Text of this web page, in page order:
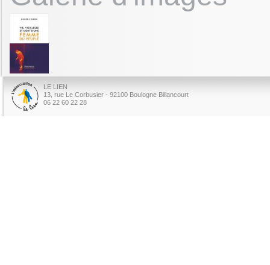
LE LIEN
13, rue Le Corbusier - 92100 Boulogne Billancourt
06 22 60 22 28